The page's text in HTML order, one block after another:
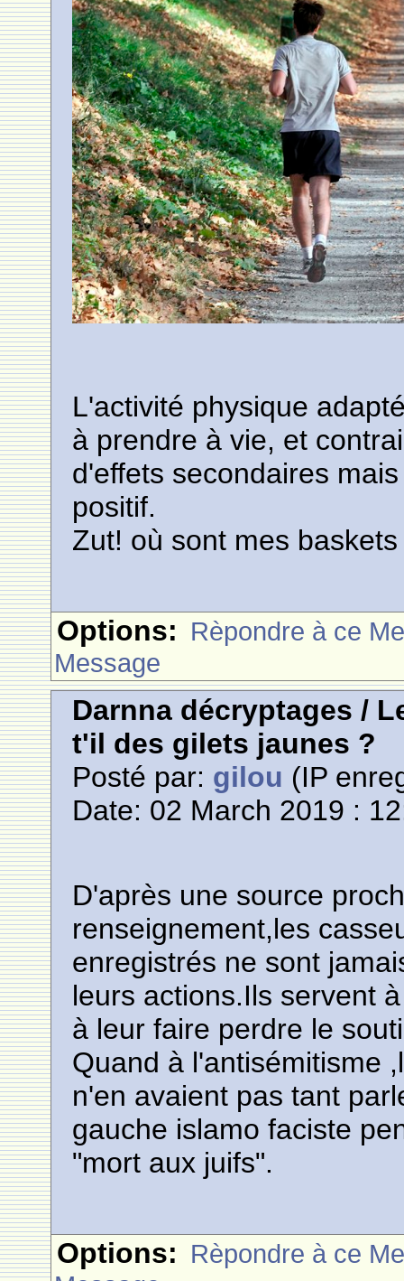
L'activité physique
à prendre à vie, et
d'effets secondaires
positif.
Zut! où sont mes
Options: Rèpondre à ce
Message
Darnna décryptages /
t'il des gilets jaunes ?
Posté par: gilou (IP
Date: 02 March 2019 :
D'après une source
renseignement,les
enregistrés ne sont
leurs actions.Ils servent
à leur faire perdre le
Quand à l'antisémitisme
n'en avaient pas tant
gauche islamo faciste
"mort aux juifs".
Options: Rèpondre à ce